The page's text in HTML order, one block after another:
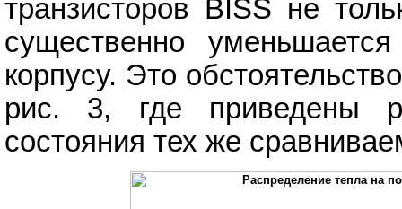
транзисторов BISS не
существенно
корпусу. Это
рис. 3, где приведены
состояния тех же